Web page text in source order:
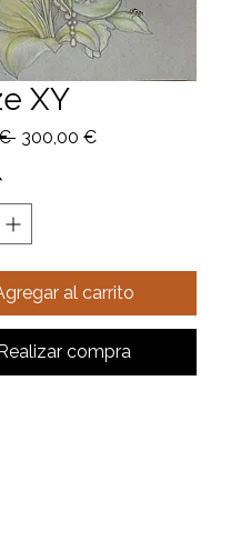
XY
€ Precio
300,00 €Precio
*
al carrito
compra